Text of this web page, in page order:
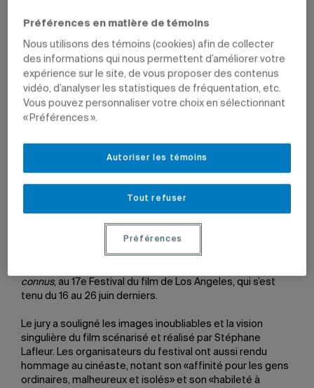
TÊTES D'AFFICHE NON CLASSÉ
PRIX ET DISTINCTIONS
COMMUNICATION
29 juin 2011 à 15 h 06
Le diplômé Stéphane Lafleur (B.A. communication, 1999) a
reçu le prix du Meilleur long métrage narratif (Narrative
connus, au 17e Festival du film de Los Angeles, qui s’est
tenu du 16 au 26 juin derniers.
Le jury a souligné les images inoubliables et la vision
singulière du film scénarisé et réalisé par Stéphane
Lafleur. Les organisateurs du festival ont aussi rendu
hommage au cinéaste, notant son «affinité pour les gens
ordinaires, malheureux et isolés» et son «habileté à
Préférences en matière de témoins
Nous utilisons des témoins (cookies) afin de collecter
des informations qui nous permettent d’améliorer votre
expérience sur le site, de vous proposer des contenus
vidéo, d’analyser les statistiques de fréquentation, etc.
Vous pouvez personnaliser votre choix en sélectionnant
« Préférences ».
Tout refuser
Autoriser les témoins
Préférences